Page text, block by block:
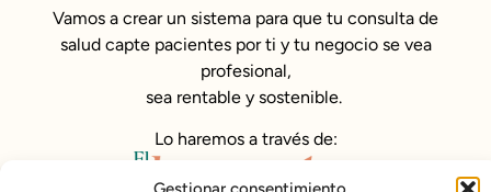
Vamos a crear un sistema para que tu consulta de
salud capte pacientes por ti y tu negocio se vea
profesional,
sea rentable y sostenible.
Lo haremos a través de: